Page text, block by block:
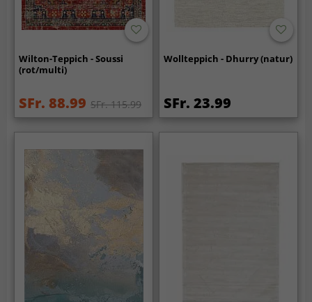
Wilton-Teppich - Soussi
(rot/multi)
SFr. 88.99 SFr. 115.99
Wollteppich - Dhurry (natur)
SFr. 23.99